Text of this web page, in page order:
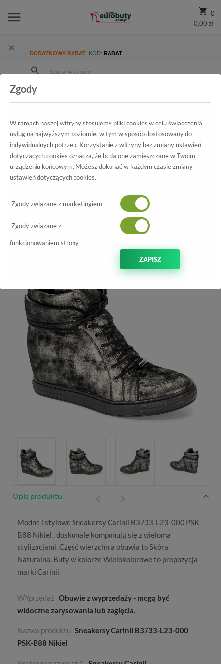
0
0,00 zł
DODATKOWY RABAT KOD: RABAT
Kolekcja damska
Sneakersy
Wszystkie produkty
B3733-L23-000 PSK-B88 Nikiel
Opis produktu
Modne i stylowe Sneakersy Carinii B3733-L23-000 PSK-
B88 Nikiel , doskonale komponują się z wieloma
stylizacjami. Część wierzchnia obuwia toSkóra
Naturalna. Buty w kolorze Wielokolorowe to propozycja
marki Carinii.
WYprzedaż Obuwie z wyprzedaży - mogą być
widoczne zarysowania lub zagięcia.
Nazwa produktu Sneakersy Carinii B3733-L23-000
PSK-B88 Nikiel
Zgody
W ramach naszej witryny stosujemy pliki cookies w celu świadczenia
usług na najwyższym poziomie, w tym w sposób dostosowany do
indywidualnych potrzeb. Korzystanie z witryny bez zmiany ustawień
dotyczących cookies oznacza, że będą one zamieszczane w Twoim
urządzeniu końcowym. Możesz dokonać w każdym czasie zmiany
ustawień dotyczących cookies.
Zgody związane z marketingiem
Zgody związane z
funkcjonowaniem strony
ZAPISZ